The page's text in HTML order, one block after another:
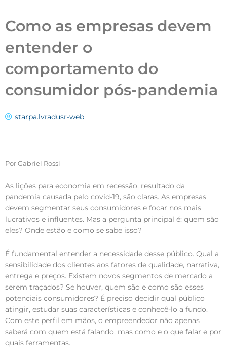
Como as empresas devem
entender o
comportamento do
consumidor pós-pandemia
starpa.lvradusr-web
Por Gabriel Rossi
As lições para economia em recessão, resultado da
pandemia causada pelo covid-19, são claras. As empresas
devem segmentar seus consumidores e focar nos mais
lucrativos e influentes. Mas a pergunta principal é: quem são
eles? Onde estão e como se sabe isso?
É fundamental entender a necessidade desse público. Qual a
sensibilidade dos clientes aos fatores de qualidade, narrativa,
entrega e preços. Existem novos segmentos de mercado a
serem traçados? Se houver, quem são e como são esses
potenciais consumidores? É preciso decidir qual público
atingir, estudar suas características e conhecê-lo a fundo.
Com este perfil em mãos, o empreendedor não apenas
saberá com quem está falando, mas como e o que falar e por
quais ferramentas.